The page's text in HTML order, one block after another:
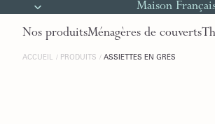
Maison
Nos produitsMénagères de couverts
ACCUEIL PRODUITS ASSIETTES EN GRÈS